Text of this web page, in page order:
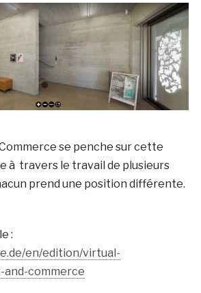
se penche sur cette
à travers le travail de plusieurs
prend une position différente.
:
en/edition/virtual-
commerce